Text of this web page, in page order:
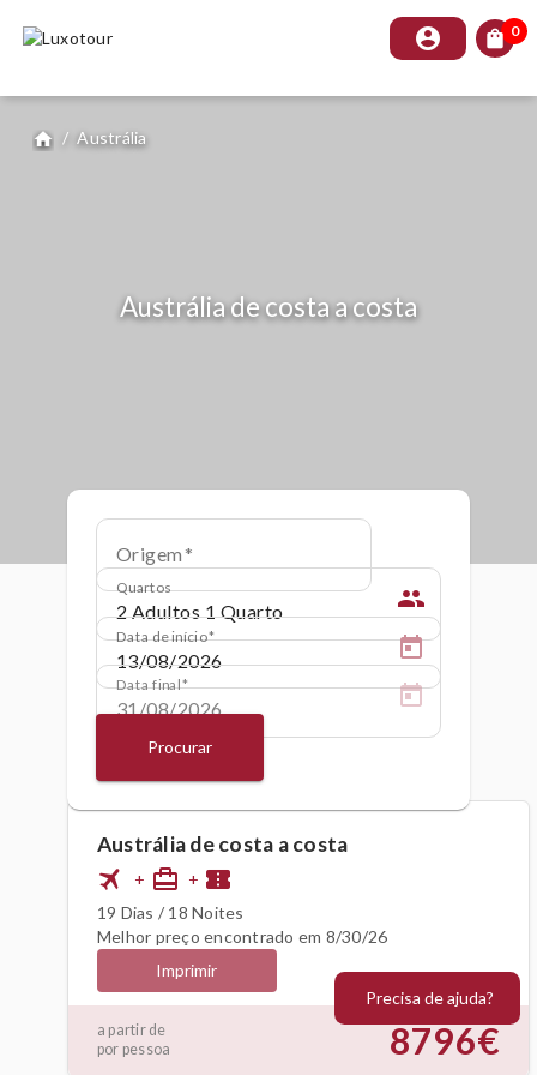
account_circle shopping_bag 0
home / Austrália
Austrália de costa a costa
Origem
Quartos people
Data de início
Data final
Procurar
Austrália de costa a costa
flight + card_travel + confirmation_number
19 Dias / 18 Noites
Melhor preço encontrado em 8/30/26
Imprimir
a partir de
por pessoa
8796€
Precisa de ajuda?